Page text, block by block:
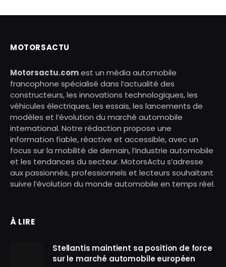
MOTORSACTU
Motorsactu.comest un média automobile
francophone spécialisé dans l’actualité des
constructeurs, les innovations technologiques, les
véhicules électriques, les essais, les lancements de
modèles et l’évolution du marché automobile
international. Notre rédaction propose une
information fiable, réactive et accessible, avec un
focus sur la mobilité de demain, l’industrie automobile
et les tendances du secteur. MotorsActu s’adresse
aux passionnés, professionnels et lecteurs souhaitant
suivre l’évolution du monde automobile en temps réel.
À LIRE
Stellantis maintient sa position de force
sur le marché automobile européen